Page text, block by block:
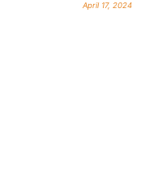
April 17, 2024